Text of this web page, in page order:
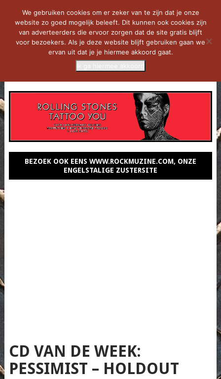
BEZOEK OOK EENS WWW.ROCKMUZINE.COM, ONZE
ENGELSTALIGE ZUSTERSITE
CD VAN DE WEEK:
PESSIMIST – HOLDOUT
We gebruiken cookies om er zeker van te zijn dat je onze
website zo goed mogelijk beleeft. Dit kunnen ook cookies zijn
van adverteerders die ervoor zorgen dat de site gratis blijft
voor bezoekers. Als je deze website blijft gebruiken gaan we
ervan uit dat je je hiermee akkoord gaat.
Ik ga hiermee akkoord